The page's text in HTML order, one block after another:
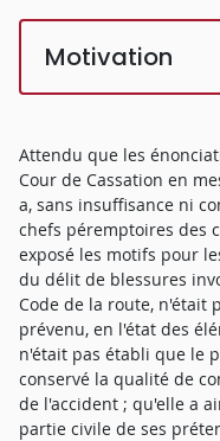
Motivation
Attendu que les
Cour de Cassation en
a, sans insuffisance ni
chefs péremptoires des
exposé les motifs pour
du délit de blessures
Code de la route, n'était
prévenu, en l'état des
n'était pas établi que le
conservé la qualité de
de l'accident ; qu'elle a
partie civile de ses